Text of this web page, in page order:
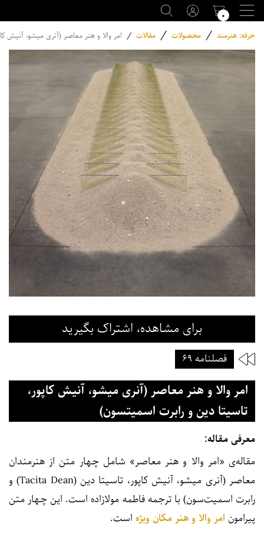
۰
حرفه: هنرمند / محصولات / مقالات / امر والا و هنر معاصر (آنری میشو، آنیش
برای مشاهده، اشتراک بگیرید
فصلنامه ۶۹
امر والا و هنر معاصر (آنری میشو، آنیش کاپور،
تاسیتا دین و رابرت اسمیتسون)
معرفی مقاله:
مقاله‌ی «امر والا و هنر معاصر» شامل چهار متن از هنرمندان
معاصر (آنری میشو، آنیش کاپور، تاسیتا دین (Tacita Dean) و
رابرت اسمیت‌سون) با ترجمه فاطمه مولازاده است. این چهار متن
پیرامون امر والا و هنر مکان ویژه است.